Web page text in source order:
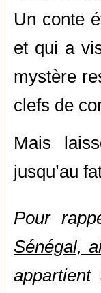
Un conte
et qui a
mystère
clefs de
Mais
jusqu’au
Pour
Sénégal,